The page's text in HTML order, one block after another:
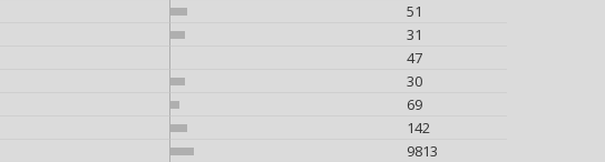
51
31
47
30
69
142
9813